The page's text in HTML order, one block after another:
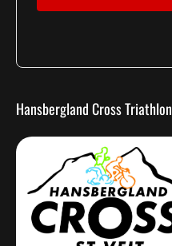
Hansbergland Cross Triathlon